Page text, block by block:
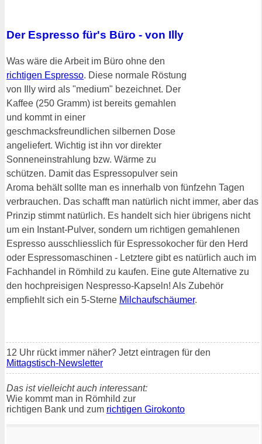
Der Espresso für's Büro - von Illy
Was wäre die Arbeit im Büro ohne den
richtigen Espresso. Diese normale Röstung
von Illy wird als "medium" bezeichnet. Der
Kaffee (250 Gramm) ist bereits gemahlen
und kommt in einer
geschmacksfreundlichen silbernen Dose
angeliefert. Wichtig ist ihn vor direkter
Sonneneinstrahlung bzw. Wärme zu
schützen. Damit das Espressopulver sein
Aroma behält sollte man es innerhalb von fünfzehn Tagen
verbrauchen. Das schafft man natürlich nicht immer, aber das
Prinzip stimmt natürlich. Es handelt sich hier übrigens nicht
um ein Instant-Pulver, sondern um richtigen gemahlenen
Espresso ausschliesslich für Espressokocher für den Herd
oder Espressomaschinen - Letztere gibt es natürlich auch im
Fachhandel in Römhild zu kaufen. Eine gute Alternative zu
den hochpreisigen Nespresso-Kapseln! Als Zubehör
empfiehlt sich ein 5-Sterne Milchaufschäumer.
12 Uhr rückt immer näher? Jetzt eintragen für den
Mittagstisch-Newsletter
Das ist vielleicht auch interessant:
Wie kommt man in Römhild zur
richtigen Bank und zum richtigen Girokonto